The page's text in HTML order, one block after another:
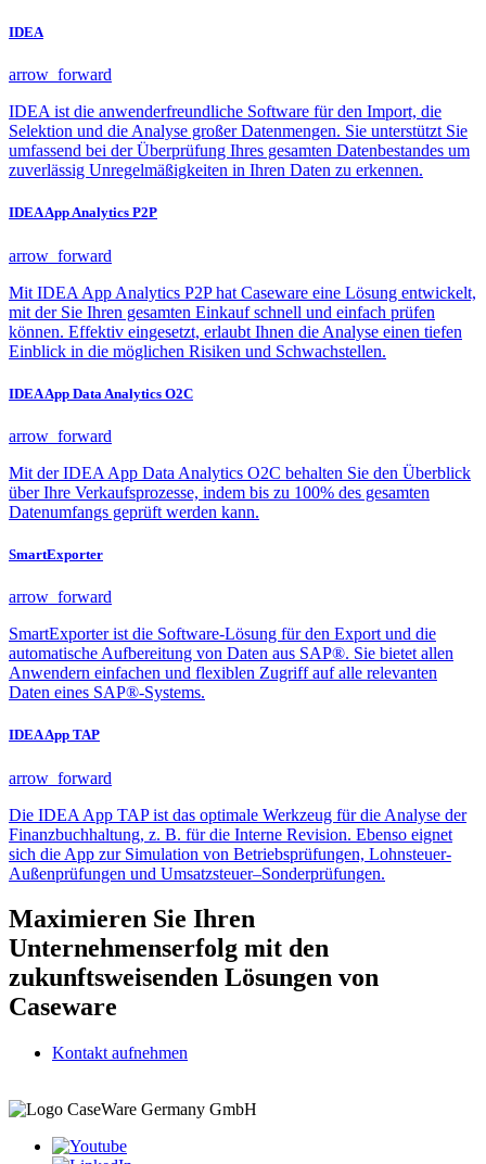
IDEA
arrow_forward
IDEA ist die anwenderfreundliche Software für den Import, die
Selektion und die Analyse großer Datenmengen. Sie unterstützt Sie
umfassend bei der Überprüfung Ihres gesamten Datenbestandes um
zuverlässig Unregelmäßigkeiten in Ihren Daten zu erkennen.
IDEA App Analytics P2P
arrow_forward
Mit IDEA App Analytics P2P hat Caseware eine Lösung entwickelt,
mit der Sie Ihren gesamten Einkauf schnell und einfach prüfen
können. Effektiv eingesetzt, erlaubt Ihnen die Analyse einen tiefen
Einblick in die möglichen Risiken und Schwachstellen.
IDEA App Data Analytics O2C
arrow_forward
Mit der IDEA App Data Analytics O2C behalten Sie den Überblick
über Ihre Verkaufsprozesse, indem bis zu 100% des gesamten
Datenumfangs geprüft werden kann.
SmartExporter
arrow_forward
SmartExporter ist die Software-Lösung für den Export und die
automatische Aufbereitung von Daten aus SAP®. Sie bietet allen
Anwendern einfachen und flexiblen Zugriff auf alle relevanten
Daten eines SAP®-Systems.
IDEA App TAP
arrow_forward
Die IDEA App TAP ist das optimale Werkzeug für die Analyse der
Finanzbuchhaltung, z. B. für die Interne Revision. Ebenso eignet
sich die App zur Simulation von Betriebsprüfungen, Lohnsteuer-
Außenprüfungen und Umsatzsteuer–Sonderprüfungen.
Maximieren Sie Ihren
Unternehmenserfolg mit den
zukunftsweisenden Lösungen von
Caseware
Kontakt aufnehmen